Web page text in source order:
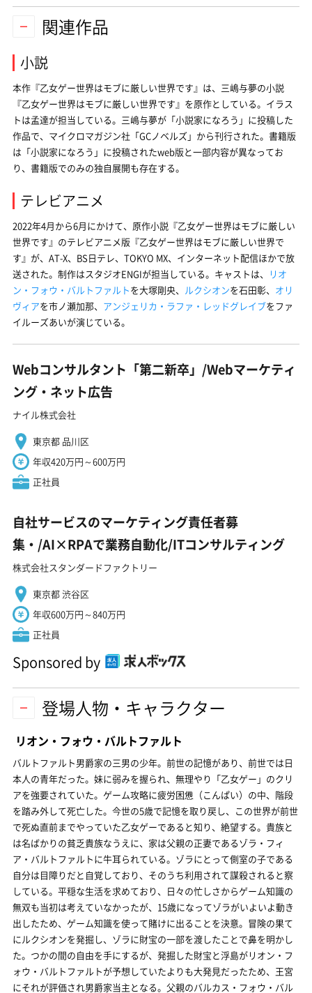
関連作品
小説
本作『乙女ゲー世界はモブに厳しい世界です 』は、三嶋与夢の小説
『乙女ゲー世界はモブに厳しい世界です 』を原作としている。イラス
トは孟達が担当している。三嶋与夢が「小説家になろう」に投稿した
作品で、マイクロマガジン社「GCノベルズ」から刊行された。書籍版
は「小説家になろう」に投稿されたweb版と一部内容が異なってお
り、書籍版でのみの独自展開も存在する。
テレビアニメ
2022年4月から6月にかけて、原作小説『乙女ゲー世界はモブに厳しい
世界です 』のテレビアニメ版『乙女ゲー世界はモブに厳しい世界で
す 』が、AT-X、BS日テレ、TOKYO MX、インターネット配信ほかで放
送された。制作はスタジオENGIが担当している。キャストは、
リオ
ン・フォウ・バルトファルトを大塚剛央、 ルクシオンを石田彰、 オリ
ヴィアを市ノ瀬加那、 アンジェリカ・ラファ・レッドグレイブをファ
イルーズあいが演じている。
Webコンサルタント「第二新卒」/Webマーケティ
ング・ネット広告
ナイル株式会社
東京都 品川区
年収420万円～600万円
正社員
自社サービスのマーケティング責任者募
集・/AI×RPAで業務自動化/ITコンサルティング
株式会社スタンダードファクトリー
東京都 渋谷区
年収600万円～840万円
正社員
Sponsored by
登場人物・キャラクター
リオン・フォウ・バルトファルト
バルトファルト男爵家の三男の少年。前世の記憶があり、前世では日
本人の青年だった。妹に弱みを握られ、無理やり「乙女ゲー」のクリ
アを強要されていた。ゲーム攻略に疲労困憊（こんぱい）の中、階段
を踏み外して死亡した。今世の5歳で記憶を取り戻し、この世界が前世
で死ぬ直前までやっていた乙女ゲーであると知り、絶望する。貴族と
は名ばかりの貧乏貴族なうえに、家は父親の正妻であるゾラ・フィ
ア・バルトファルトに牛耳られている。ゾラにとって側室の子である
自分は目障りだと自覚しており、そのうち利用されて謀殺されると察
している。平穏な生活を求めており、日々の忙しさからゲーム知識の
無双も当初は考えていなかったが、15歳になってゾラがいよいよ動き
出したため、ゲーム知識を使って賭けに出ることを決意。冒険の果て
にルクシオンを発掘し、ゾラに財宝の一部を渡したことで鼻を明かし
た。つかの間の自由を手にするが、発掘した財宝と浮島がリオン・フ
ォウ・バルトファルトが予想していたよりも大発見だったため、王宮
にそれが評価され男爵家当主となる。父親のバルカス・フォウ・バル